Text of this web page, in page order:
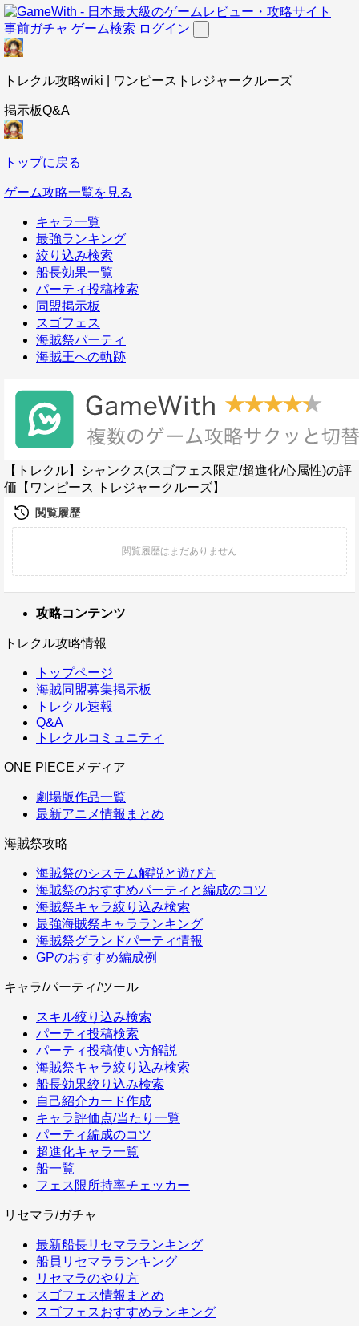
事前ガチャ ゲーム検索 ログイン
トレクル攻略wiki | ワンピーストレジャークルーズ
掲示板Q&A
トップに戻る
ゲーム攻略一覧を見る
キャラ一覧
最強ランキング
絞り込み検索
船長効果一覧
パーティ投稿検索
同盟掲示板
スゴフェス
海賊祭パーティ
海賊王への軌跡
【トレクル】シャンクス(スゴフェス限定/超進化/心属性)の評
価【ワンピース トレジャークルーズ】
攻略コンテンツ
トレクル攻略情報
トップページ
海賊同盟募集掲示板
トレクル速報
Q&A
トレクルコミュニティ
ONE PIECEメディア
劇場版作品一覧
最新アニメ情報まとめ
海賊祭攻略
海賊祭のシステム解説と遊び方
海賊祭のおすすめパーティと編成のコツ
海賊祭キャラ絞り込み検索
最強海賊祭キャラランキング
海賊祭グランドパーティ情報
GPのおすすめ編成例
キャラ/パーティ/ツール
スキル絞り込み検索
パーティ投稿検索
パーティ投稿使い方解説
海賊祭キャラ絞り込み検索
船長効果絞り込み検索
自己紹介カード作成
キャラ評価点/当たり一覧
パーティ編成のコツ
超進化キャラ一覧
船一覧
フェス限所持率チェッカー
リセマラ/ガチャ
最新船長リセマラランキング
船員リセマラランキング
リセマラのやり方
スゴフェス情報まとめ
スゴフェスおすすめランキング